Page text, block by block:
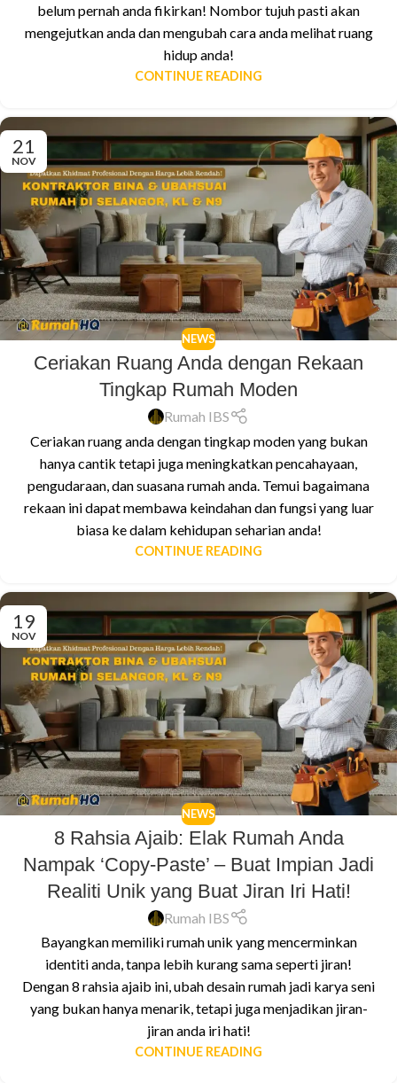
belum pernah anda fikirkan! Nombor tujuh pasti akan
mengejutkan anda dan mengubah cara anda melihat ruang
hidup anda!
CONTINUE READING
21
NOV
NEWS
Ceriakan Ruang Anda dengan Rekaan
Tingkap Rumah Moden
Rumah IBS
Ceriakan ruang anda dengan tingkap moden yang bukan
hanya cantik tetapi juga meningkatkan pencahayaan,
pengudaraan, dan suasana rumah anda. Temui bagaimana
rekaan ini dapat membawa keindahan dan fungsi yang luar
biasa ke dalam kehidupan seharian anda!
CONTINUE READING
19
NOV
NEWS
8 Rahsia Ajaib: Elak Rumah Anda
Nampak ‘Copy-Paste’ – Buat Impian Jadi
Realiti Unik yang Buat Jiran Iri Hati!
Rumah IBS
Bayangkan memiliki rumah unik yang mencerminkan
identiti anda, tanpa lebih kurang sama seperti jiran!
Dengan 8 rahsia ajaib ini, ubah desain rumah jadi karya seni
yang bukan hanya menarik, tetapi juga menjadikan jiran-
jiran anda iri hati!
CONTINUE READING